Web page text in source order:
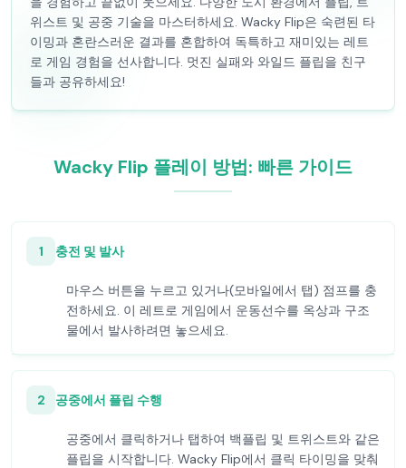
위스트 및 공중 기술을 마스터하세요. Wacky Flip은 숙련된 타
이밍과 혼란스러운 결과를 혼합하여 독특하고 재미있는 레트
로 게임 경험을 선사합니다. 멋진 실패와 와일드 플립을 친구
들과 공유하세요!
Wacky Flip 플레이 방법: 빠른 가이드
1 충전 및 발사
마우스 버튼을 누르고 있거나(모바일에서 탭) 점프를 충
전하세요. 이 레트로 게임에서 운동선수를 옥상과 구조
물에서 발사하려면 놓으세요.
2 공중에서 플립 수행
공중에서 클릭하거나 탭하여 백플립 및 트위스트와 같은
플립을 시작합니다. Wacky Flip에서 클릭 타이밍을 맞춰